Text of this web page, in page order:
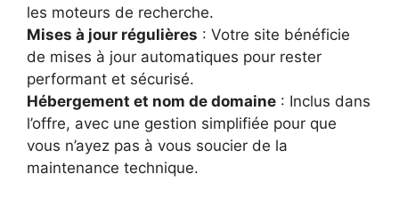
les moteurs de recherche.
Mises à jour régulières : Votre site bénéficie
de mises à jour automatiques pour rester
performant et sécurisé.
Hébergement et nom de domaine : Inclus dans
l’offre, avec une gestion simplifiée pour que
vous n’ayez pas à vous soucier de la
maintenance technique.